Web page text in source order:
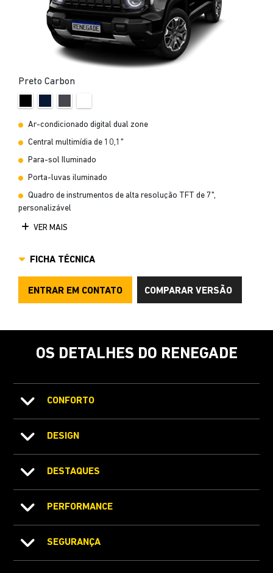
Preto Carbon
Ar-condicionado digital dual zone
Central multimídia de 10,1"
Para-sol Iluminado
Porta-luvas iluminado
Quadro de instrumentos de alta resolução TFT de 7",
personalizável
VER MAIS
FICHA TÉCNICA
ENTRAR EM CONTATO COMPARAR VERSÃO
OS DETALHES DO RENEGADE
CONFORTO
DESIGN
DESTAQUES
PERFORMANCE
SEGURANÇA